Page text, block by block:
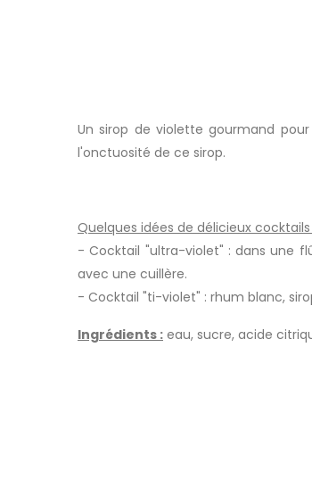
Unsirop de violette gourmand
l'onctuosité de ce sirop.
Quelques idées de délicieux cocktails
- Cocktail "ultra-violet" : dans une
avec une cuillère.
- Cocktail "ti-violet" : rhum blanc,
Ingrédients : eau, sucre, acide